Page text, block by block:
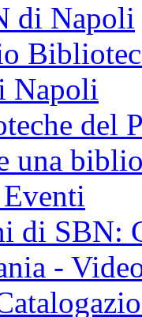
di Napoli
Napoli
del
una
di SBN:
-